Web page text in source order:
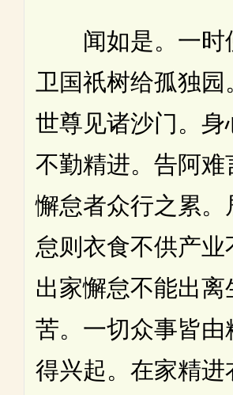
闻如是。一时
卫国祇树给孤独园
世尊见诸沙门。身
不勤精进。告阿难
懈怠者众行之累。
怠则衣食不供产业
出家懈怠不能出离
苦。一切众事皆由
得兴起。在家精进